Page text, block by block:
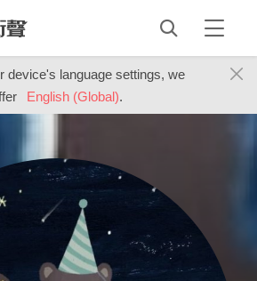
device's language settings, we
English (Global).